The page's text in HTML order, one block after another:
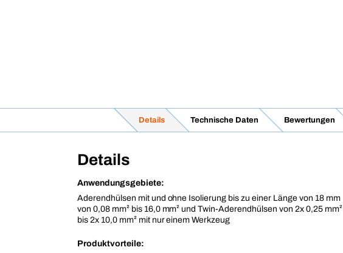
Details Technische Daten Bewertungen
Details
Anwendungsgebiete:
Aderendhülsen mit und ohne Isolierung bis zu einer Länge von 18 mm
von 0,08 mm² bis 16,0 mm² und Twin-Aderendhülsen von 2x 0,25 mm²
bis 2x 10,0 mm² mit nur einem Werkzeug
Produktvorteile: